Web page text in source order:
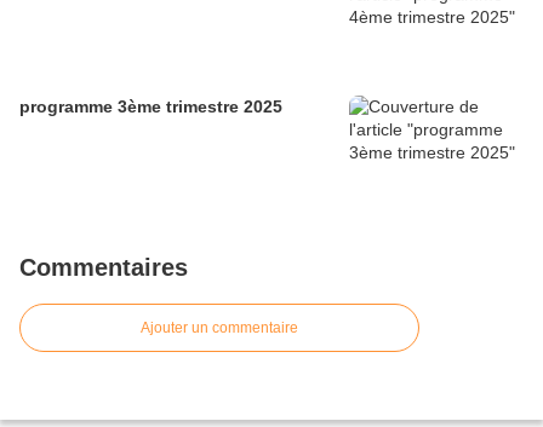
programme 3ème trimestre 2025
Commentaires
Ajouter un commentaire